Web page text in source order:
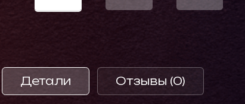
Детали Отзывы (0)